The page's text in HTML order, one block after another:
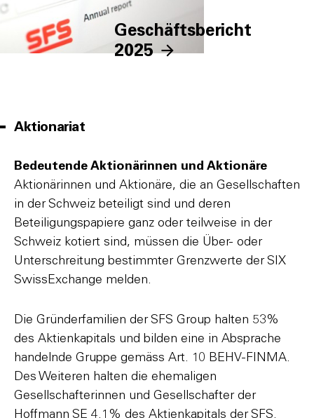
Geschäftsbericht
2025
Aktionariat
Bedeutende Aktionärinnen und Aktionäre
Aktionärinnen und Aktionäre, die an Gesellschaften
in der Schweiz beteiligt sind und deren
Beteiligungspapiere ganz oder teilweise in der
Schweiz kotiert sind, müssen die Über- oder
Unterschreitung bestimmter Grenzwerte der SIX
SwissExchange melden.
Die Gründerfamilien der SFS Group halten 53%
des Aktienkapitals und bilden eine in Absprache
handelnde Gruppe gemäss Art. 10 BEHV-FINMA.
Des Weiteren halten die ehemaligen
Gesellschafterinnen und Gesellschafter der
Hoffmann SE 4.1% des Aktienkapitals der SFS.